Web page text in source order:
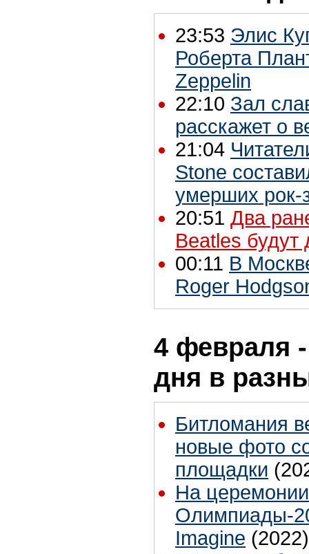
23:53 Элис
Роберта
Zeppelin
22:10 Зал
расскажет о
21:04
Stone
умерших рок-
20:51 Два
Beatles будут
00:11 В
Roger
4 февраля -
дня в
Битломания
новые фото
площадки
На
Олимпиады-
Imagine (2022)